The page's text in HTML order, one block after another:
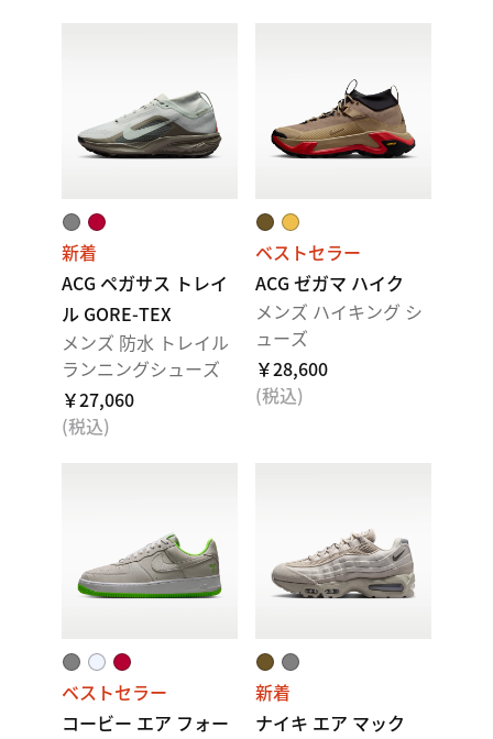
新着
ACG ペガサス トレイ
ル GORE-TEX
メンズ 防水 トレイル
ランニングシューズ
￥27,060
(税込)
ベストセラー
ACG ゼガマ ハイク
メンズ ハイキング シ
ューズ
￥28,600
(税込)
ベストセラー
コービー エア フォー
新着
ナイキ エア マック